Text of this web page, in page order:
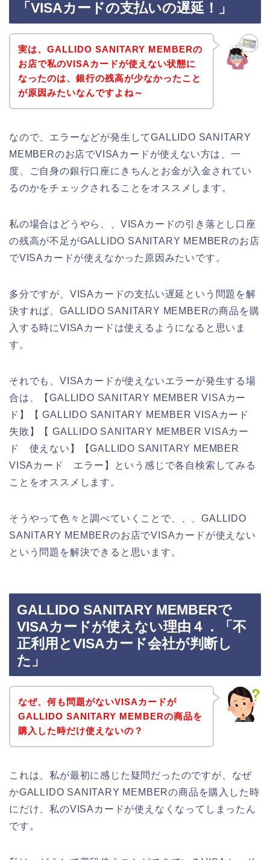
「VISAカードの支払いの遅延！」
実は、GALLIDO SANITARY MEMBERの
お店で私のVISAカードが使えない状態に
なったのは、銀行の残高が少なかったこと
が原因みたいなんですよね～
なので、エラーなどが発生してGALLIDO SANITARY
MEMBERのお店でVISAカードが使えない方は、一
度、ご自身の銀行口座にきちんとお金が入金されてい
るのかをチェックされることをオススメします。
私の場合はどうやら、、VISAカードの引き落とし口座
の残高が不足がGALLIDO SANITARY MEMBERのお店
でVISAカードが使えなかった原因みたいです。
多分ですが、VISAカードの支払い遅延という問題を解
決すれば、GALLIDO SANITARY MEMBERの商品を購
入する時にVISAカードは使えるようになると思いま
す。
それでも、VISAカードが使えないエラーが発生する場
合は、【GALLIDO SANITARY MEMBER VISAカー
ド】【 GALLIDO SANITARY MEMBER VISAカード
失敗】【 GALLIDO SANITARY MEMBER VISAカー
ド 使えない】【GALLIDO SANITARY MEMBER
VISAカード エラー】という感じで各自検索してみる
ことをオススメします。
そうやって色々と調べていくことで、、、GALLIDO
SANITARY MEMBERのお店でVISAカードが使えない
という問題を解決できると思います。
GALLIDO SANITARY MEMBERで
VISAカードが使えない理由４．「不
正利用とVISAカード会社が判断し
た」
なぜ、何も問題がないVISAカードが
GALLIDO SANITARY MEMBERの商品を
購入した時だけ使えないの？
これは、私が最初に感じた疑問だったのですが、なぜ
かGALLIDO SANITARY MEMBERの商品を購入した時
にだけ、私のVISAカードが使えなくなってしまったん
です。